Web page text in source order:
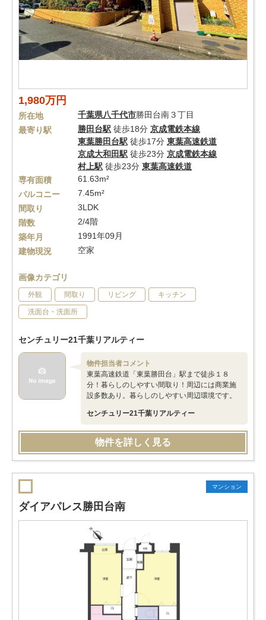
1,980万円
所在地 千葉県八千代市勝田台南３丁目
最寄り駅
勝田台駅 徒歩18分 京成電鉄本線
東葉勝田台駅 徒歩17分 東葉高速鉄道
京成大和田駅 徒歩23分 京成電鉄本線
村上駅 徒歩23分 東葉高速鉄道
専有面積
61.63m²
バルコニー
7.45m²
間取り
3LDK
階数
2/4階
築年月
1991年09月
建物現況
空家
画像カテゴリ
外観 間取り リビング キッチン
洗面台・洗面所
センチュリー21千葉リアルティー
物件担当者コメント
東葉高速鉄道「東葉勝田台」駅まで徒歩１８
分！暮らしのしやすい間取り！周辺には商業施
設多数あり。暮らしのしやすい周辺環境です。
センチュリー21千葉リアルティー
物件を詳しく見る
マンション
ダイアパレス勝田台南